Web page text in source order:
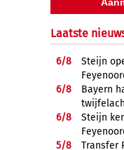
Laatste
6/8
Steijn
6/8
Bayern
6/8
Steijn
5/8
Transfer